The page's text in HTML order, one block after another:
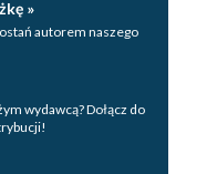
»
autorem naszego
wydawcą? Dołącz do